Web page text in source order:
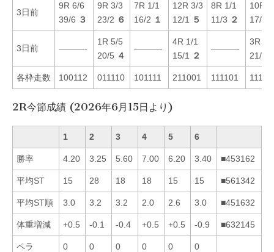
3日前
9R 6/6
39/6 ３
9R 3/3
23/2 ６
7R 1/1
16/2 １
12R 3/3
12/1
５
8R 1/1
11/3 ２
10R
17/3
3日前 ———-
1R 5/5
20/5 ４
———-
4R 1/1
15/1
２
———-
3R 2/
21/2
各枠走数 100112 011110 101111 211001 111101
2R今節成績 (2026年6月15日より)
1 2 3 4 5 6
勝率 4.20 3.25 5.60 7.00 6.20 3.40 ■453162
平均ST 15 28 18 18 15 15 ■561342
平均ST順 3.0 3.2 3.2 2.0 2.6 3.0 ■451632
体重増減 +0.5 -0.1 -0.4 +0.5 +0.5 -0.9 ■632145
ペラ 0 0 0 0 0 0